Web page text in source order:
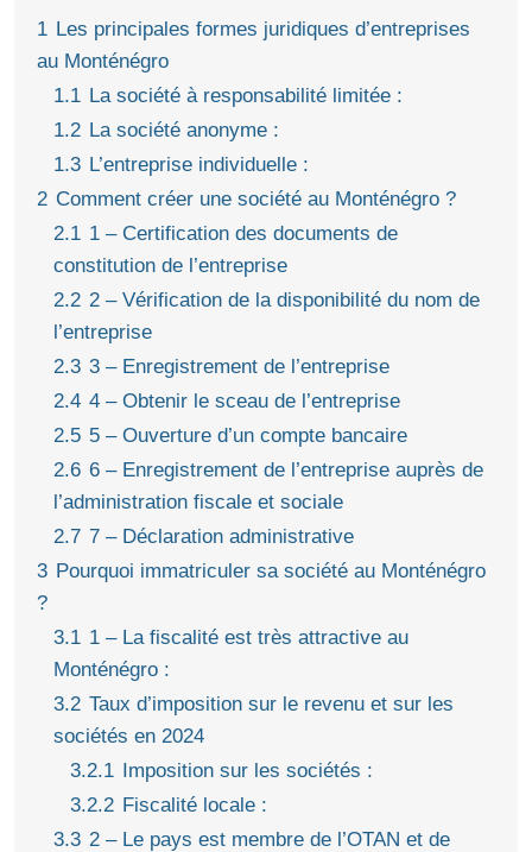
1 Les principales formes juridiques d’entreprises
au Monténégro
1.1 La société à responsabilité limitée :
1.2 La société anonyme :
1.3 L’entreprise individuelle :
2 Comment créer une société au Monténégro ?
2.1 1 – Certification des documents de
constitution de l’entreprise
2.2 2 – Vérification de la disponibilité du nom de
l’entreprise
2.3 3 – Enregistrement de l’entreprise
2.4 4 – Obtenir le sceau de l’entreprise
2.5 5 – Ouverture d’un compte bancaire
2.6 6 – Enregistrement de l’entreprise auprès de
l’administration fiscale et sociale
2.7 7 – Déclaration administrative
3 Pourquoi immatriculer sa société au Monténégro
?
3.1 1 – La fiscalité est très attractive au
Monténégro :
3.2 Taux d’imposition sur le revenu et sur les
sociétés en 2024
3.2.1 Imposition sur les sociétés :
3.2.2 Fiscalité locale :
3.3 2 – Le pays est membre de l’OTAN et de